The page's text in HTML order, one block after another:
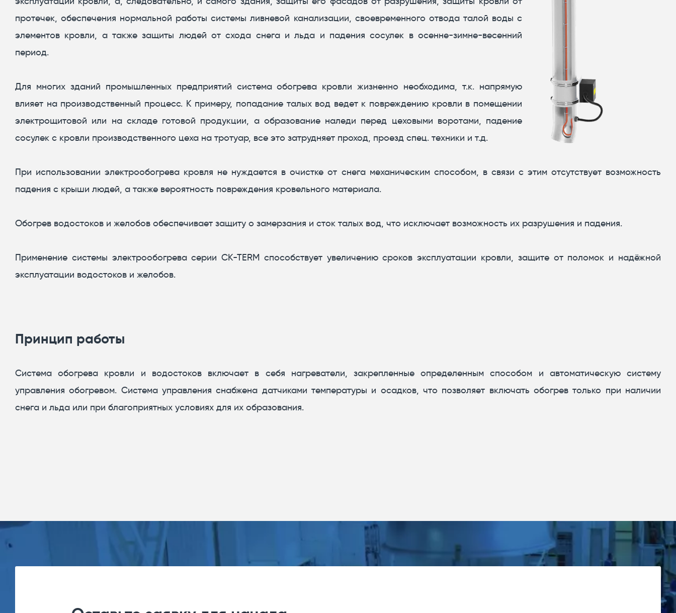
протечек, обеспечения нормальной работы системы ливневой канализации, своевременного отвода талой воды с
элементов кровли, а также защиты людей от схода снега и льда и падения сосулек в осенне-зимне-весенний
период.
Для многих зданий промышленных предприятий система обогрева кровли жизненно необходима, т.к. напрямую
влияет на производственный процесс. К примеру, попадание талых вод ведет к повреждению кровли в помещении
электрощитовой или на складе готовой продукции, а образование наледи перед цеховыми воротами, падение
сосулек с кровли производственного цеха на тротуар, все это затрудняет проход, проезд спец. техники и т.д.
При использовании электрообогрева кровля не нуждается в очистке от снега механическим способом, в связи с этим отсутствует возможность
падения с крыши людей, а также вероятность повреждения кровельного материала.
Обогрев водостоков и желобов обеспечивает защиту о замерзания и сток талых вод, что исключает возможность их разрушения и падения.
Применение системы электрообогрева серии CK-TERM способствует увеличению сроков эксплуатации кровли, защите от поломок и надёжной
эксплуатации водостоков и желобов.
Принцип работы
Система обогрева кровли и водостоков включает в себя нагреватели, закрепленные определенным способом и автоматическую систему
управления обогревом. Система управления снабжена датчиками температуры и осадков, что позволяет включать обогрев только при наличии
снега и льда или при благоприятных условиях для их образования.